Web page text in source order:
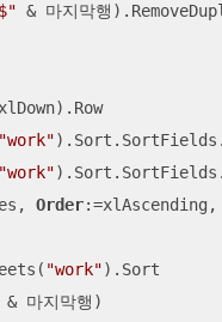
& 마지막행
"work"
"work"
Order
"work").Sort
& 마지막행)